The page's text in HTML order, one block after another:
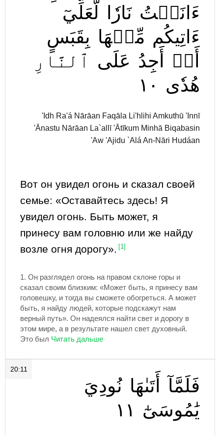
ءَانَسۡتُ نَارٗا
لَّعَلِّيٓ
ءَاتِيكُم مِّنۡهَا بِقَبَسٍ
أَوۡ
أَجِدُ عَلَى ٱلنَّارِ
هُدٗى ١٠
'Idh Ra'á Nārāan Faqāla Li'hlihi Amkuthū 'Innī
'Ānastu Nārāan La`allī 'Ātīkum Minhā Biqabasin
'Aw 'Ajidu `Alá An-Nāri Hudáan
Вот он увидел огонь и сказал своей
семье: «Оставайтесь здесь! Я
увидел огонь. Быть может, я
принесу вам головню или же найду
возле огня дорогу».
[1]
1. Он разглядел огонь на правом склоне горы и
сказал своим близким: «Может быть, я принесу вам
головешку, и тогда вы сможете обогреться. А может
быть, я найду людей, которые подскажут нам
верный путь». Он надеялся найти свет и дорогу в
этом мире, а в результате нашел свет духовный.
Это был
20:11
فَلَمَّآ أَتَىٰهَا نُودِيَ
يَٰمُوسَىٰٓ ١١